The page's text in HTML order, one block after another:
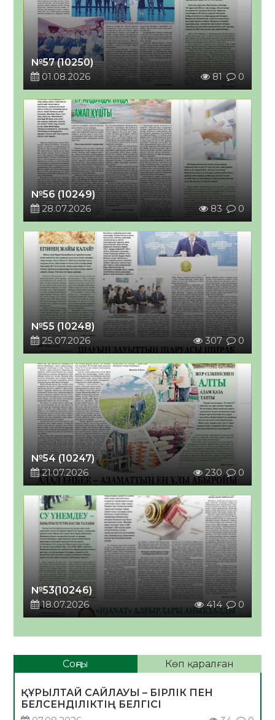
№57 (10250)
01.08.2026
81 0
№56 (10249)
28.07.2026
83 0
№55 (10248)
25.07.2026
307 0
№54 (10247)
21.07.2026
230 0
№53(10246)
18.07.2026
414 0
Соңғы Көп қаралған
ҚҰРЫЛТАЙ САЙЛАУЫ – БІРЛІК ПЕН
БЕЛСЕНДІЛІКТІҢ БЕЛГІСІ